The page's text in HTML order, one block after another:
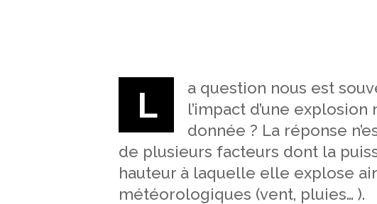
L
a question nous est
l’impact d’une
donnée ? La réponse
de plusieurs facteurs dont la
hauteur à laquelle elle explose
météorologiques (vent, pluies… ).